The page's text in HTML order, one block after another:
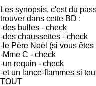
Les synopsis, c'est du
trouver dans cette BD :
-des bulles - check
-des chaussettes - check
-le Père Noël (si vous
-Mme C - check
-un requin - check
-et un lance-flammes si
TOUT